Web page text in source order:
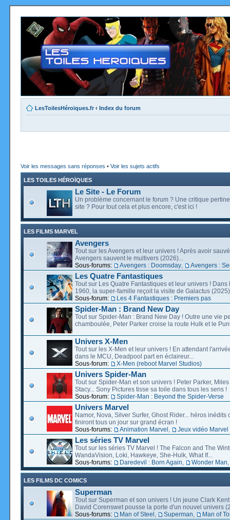
LesToilesHéroïques.fr ‹ Index du forum
Voir les messages sans réponses • Voir les sujets actifs
LES TOILES HÉROÏQUES
Le Site - Le Forum
Un problème concernant le forum ? Une critique
site ? Pour tout cela et plus encore, c'est ici !
LES FILMS MARVEL
Avengers
Tout sur les Avengers et leur univers ! Après avoir
Avengers sauvent le multivers (2026)...
Sous-forums:
Avengers : Doomsday Avengers :
Les Quatre Fantastiques
Tout sur Les Quatre Fantastiques et leur univers ! Dans
1960, la super-famille reçoit la visite de Galactus
Sous-forum:
Les 4 Fantastiques : Premiers pas
Spider-Man : Brand New Day
Tout sur Spider-Man : Brand New Day ! Outre une vie
chamboulée, Peter Parker croise la route Hulk et le
Univers X-Men
Tout sur les X-Men et leur univers ! En attendant
dans le MCU, Deadpool part en éclaireur...
Sous-forum:
X-Men (reboot Marvel Studios)
Univers Spider-Man
Tout sur Spider-Man et son univers ! Peter Parker,
Stacy... Sony Pictures tisse sa toile dans tous les sens !
Sous-forum:
Spider-Man : Beyond the Spider-Verse
Univers Marvel
Namor, Nova, Silver Surfer, Ghost Rider... héros inédits
finiront tous un jour sur grand écran !
Sous-forums:
Animation Marvel Jeux vidéo Marvel
Les séries TV Marvel
Tout sur les séries TV Marvel ! The Falcon and The
WandaVision, Loki, Hawkeye, She-Hulk, What If...
Sous-forums:
Daredevil : Born Again Wonder Man
LES FILMS DC COMICS
Superman
Tout sur Superman et son univers ! Un jeune Clark
David Corenswet pousse la porte d'un nouvel univers
Sous-forums:
Man of Steel Superman Man of